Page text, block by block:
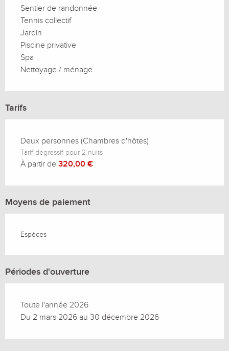
Sentier de randonnée
Tennis collectif
Jardin
Piscine privative
Spa
Nettoyage / ménage
Tarifs
Deux personnes (Chambres d'hôtes)
Tarif degressif pour 2 nuits
À partir de 320,00 €
Moyens de paiement
Espèces
Périodes d'ouverture
Toute l'année 2026
Du 2 mars 2026 au 30 décembre 2026